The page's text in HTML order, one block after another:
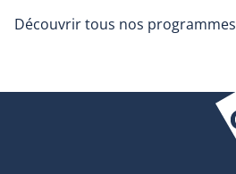
Découvrir tous nos programmes